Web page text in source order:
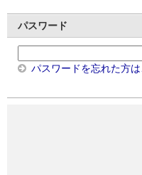
パスワード
パスワードを忘れた方は